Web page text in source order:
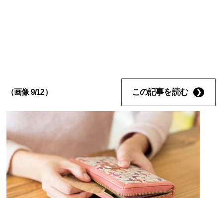
（画像 9/12） この記事を読む